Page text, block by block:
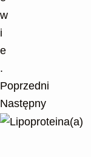
Poprzedni
Następny